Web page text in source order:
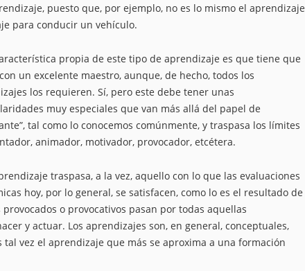
puesto que, por ejemplo, no es lo mismo el aprendizaje
para conducir un vehículo.
propia de este tipo de aprendizaje es que tiene que
un excelente maestro, aunque, de hecho, todos los
los requieren. Sí, pero este debe tener unas
muy especiales que van más allá del papel de
tal como lo conocemos comúnmente, y traspasa los límites
animador, motivador, provocador, etcétera.
traspasa, a la vez, aquello con lo que las evaluaciones
hoy, por lo general, se satisfacen, como lo es el resultado de
o provocativos pasan por todas aquellas
y actuar. Los aprendizajes son, en general, conceptuales,
vez el aprendizaje que más se aproxima a una formación